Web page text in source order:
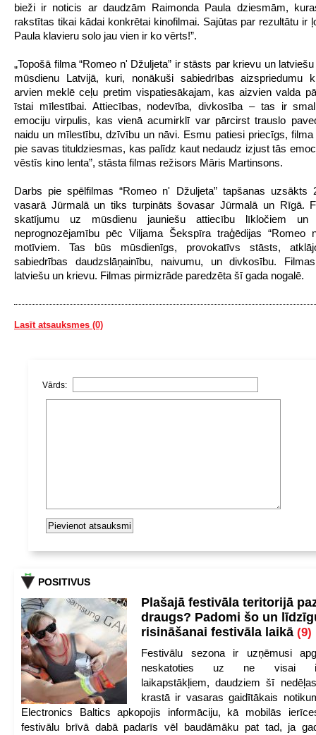
bieži ir noticis ar daudzām Raimonda Paula dziesmām,
rakstītas tikai kādai konkrētai kinofilmai. Sajūtas par rezultātu ir
Paula klavieru solo jau vien ir ko vērts!”.
„Topošā filma“Romeo n' Džuljeta” ir stāsts par krievu un
mūsdienu Latvijā, kuri, nonākuši sabiedrības aizspriedumu
arvien meklē ceļu pretim vispatiesākajam, kas aizvien valda
īstai mīlestībai. Attiecības, nodevība, divkosība – tas ir
emociju virpulis, kas vienā acumirklī var pārcirst trauslo
naidu un mīlestību, dzīvību un nāvi. Esmu patiesi priecīgs,
pie savas tituldziesmas, kas palīdz kaut nedaudz izjust tās
vēstīs kino lenta”, stāsta filmas režisors Māris Martinsons.
Darbs pie spēlfilmas “Romeo n' Džuljeta” tapšanas uzsākts
vasarā Jūrmalā un tiks turpināts šovasar Jūrmalā un Rīgā.
skatījumu uz mūsdienu jauniešu attiecību līkločiem un
neprognozējamību pēc Viljama Šekspīra traģēdijas “Romeo
motīviem. Tas būs mūsdienīgs, provokatīvs stāsts,
sabiedrības daudzslāņainību, naivumu, un divkosību.
latviešu un krievu. Filmas pirmizrāde paredzēta šī gada nogalē.
Lasīt atsauksmes (0)
Vārds:
POSITIVUS
Plašajā festivāla teritorijā
draugs? Padomi šo un
risināšanai festivāla laikā (9)
Festivālu sezona ir uzņēmusi
neskatoties uz ne visai
laikapstākļiem, daudziem šī
krastā ir vasaras gaidītākais
Electronics Baltics apkopojis informāciju, kā mobilās
festivālu brīvā dabā padarīs vēl baudāmāku pat tad, ja